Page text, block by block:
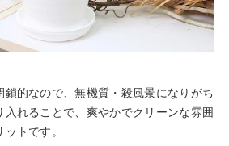
鎖的なので、無機質・殺風景になりがち
入れることで、爽やかでクリーンな雰囲
トです。